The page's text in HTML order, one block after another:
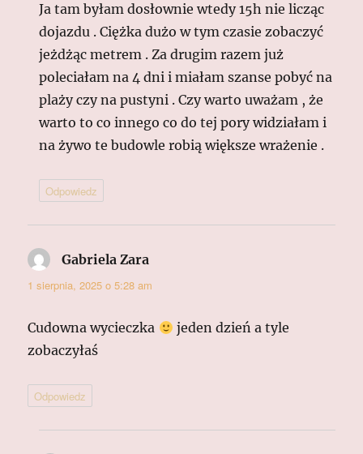
Ja tam byłam dosłownie wtedy 15h nie licząc
dojazdu . Ciężka dużo w tym czasie zobaczyć
jeżdżąc metrem . Za drugim razem już
poleciałam na 4 dni i miałam szanse pobyć na
plaży czy na pustyni . Czy warto uważam , że
warto to co innego co do tej pory widziałam i
na żywo te budowle robią większe wrażenie .
Odpowiedz
Gabriela Zara
1 sierpnia, 2025 o 5:28 am
Cudowna wycieczka
jeden dzień a tyle
zobaczyłaś
Odpowiedz